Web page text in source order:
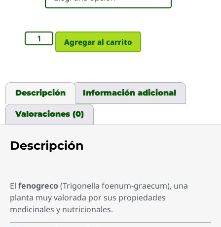
Agregar al carrito
Descripción Información adicional
Valoraciones (0)
Descripción
El fenogreco(Trigonella foenum-graecum), una
planta muy valorada por sus propiedades
medicinales y nutricionales.